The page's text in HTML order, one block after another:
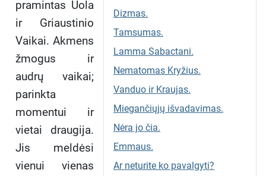
Dizmas.
Tamsumas.
Lamma Sabactani.
Nematomas Kryžius.
Vanduo ir Kraujas.
Miegančiųjų išvadavimas.
Nėra jo čia.
Emmaus.
Ar neturite ko pavalgyti?
pramintas Uola
ir Griaustinio
Vaikai. Akmens
žmogus ir
audrų vaikai;
parinkta
momentui ir
vietai draugija.
Jis meldėsi
vienui vienas